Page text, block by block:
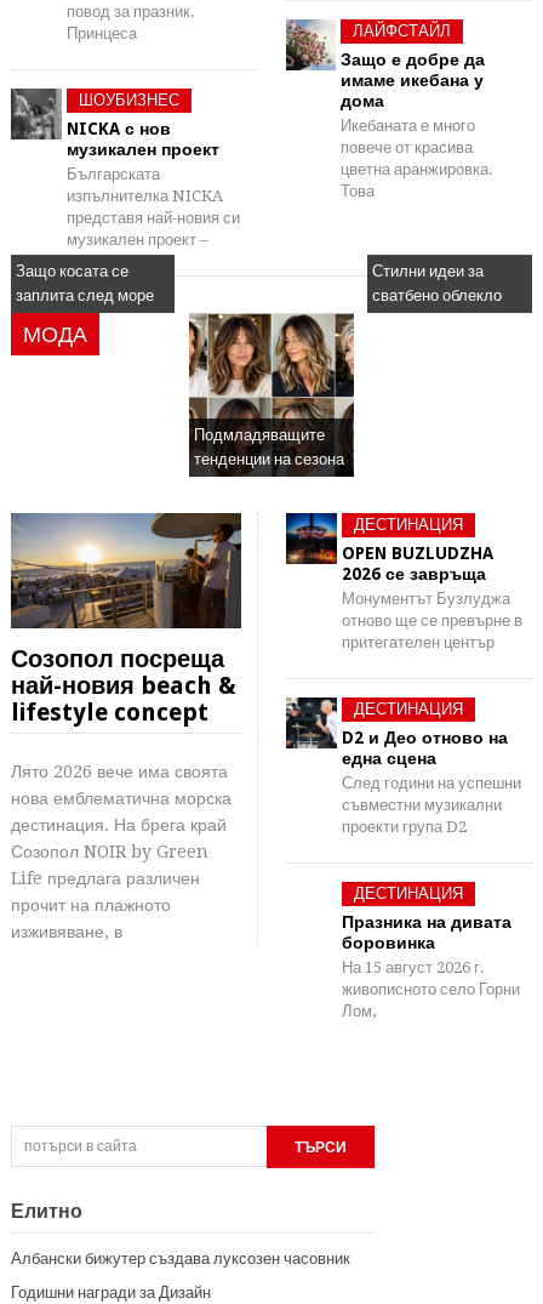
повод за празник.
Принцеса
ШОУБИЗНЕС
NICKA с нов
музикален проект
Българската
изпълнителка NICKA
представя най-новия си
музикален проект –
ЛАЙФСТАЙЛ
Защо е добре да
имаме икебана у
дома
Икебаната е много
повече от красива
цветна аранжировка.
Това
Защо косата се
заплита след море
МОДА
Подмладяващите
тенденции на сезона
Стилни идеи за
сватбено облекло
Созопол посреща
най-новия beach &
lifestyle concept
Лято 2026 вече има своята
нова емблематична морска
дестинация. На брега край
Созопол NOIR by Green
Life предлага различен
прочит на плажното
изживяване, в
ДЕСТИНАЦИЯ
OPEN BUZLUDZHA
2026 се завръща
Монументът Бузлуджа
отново ще се превърне в
притегателен център
ДЕСТИНАЦИЯ
D2 и Део отново на
една сцена
След години на успешни
съвместни музикални
проекти група D2
ДЕСТИНАЦИЯ
Празника на дивата
боровинка
На 15 август 2026 г.
живописното село Горни
Лом,
Елитно
Албански бижутер създава луксозен часовник
Годишни награди за Дизайн